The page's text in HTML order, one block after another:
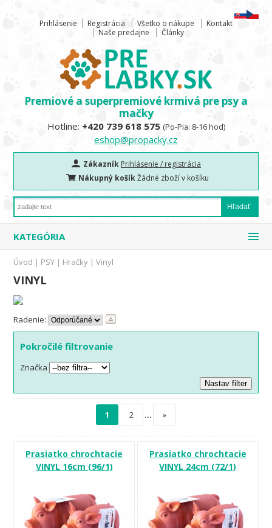
Prihlásenie Registrácia Všetko o nákupe
Kontakt
Naše predajne
Články
Premiové a superpremiové krmivá pre psy a
mačky
Hotline: +420 739 618 575 (Po-Pia: 8-16 hod)
eshop@propacky.cz
Zákazník Prihlásenie / registrácia
Nákupný košíkŽádné zboží v košíku
KATEGÓRIA
Úvod | PSY | Hračky |Vinyl
VINYL
Radenie:
Pokročilé filtrovanie
Značka
1 2 … »
Prasiatko chrochtacie
VINYL 16cm (96/1)
Prasiatko chrochtacie
VINYL 24cm (72/1)